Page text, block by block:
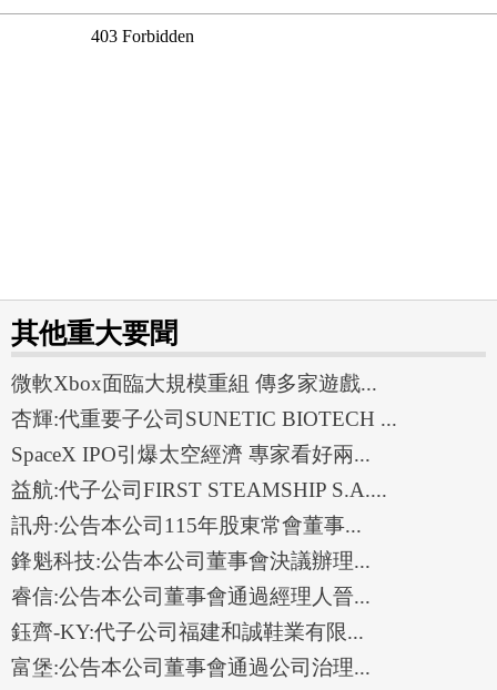
其他重大要聞
微軟Xbox面臨大規模重組 傳多家遊戲...
杏輝:代重要子公司SUNETIC BIOTECH ...
SpaceX IPO引爆太空經濟 專家看好兩...
益航:代子公司FIRST STEAMSHIP S.A....
訊舟:公告本公司115年股東常會董事...
鋒魁科技:公告本公司董事會決議辦理...
睿信:公告本公司董事會通過經理人晉...
鈺齊-KY:代子公司福建和誠鞋業有限...
富堡:公告本公司董事會通過公司治理...